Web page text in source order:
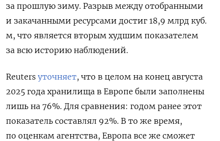
за прошлую зиму. Разрыв между отобранными
и закачанными ресурсами достиг 18,9 млрд куб.
м, что является вторым худшим показателем
за всю историю наблюдений.
Reuters уточняет, что в целом на конец августа
2025 года хранилища в Европе были заполнены
лишь на 76%. Для сравнения: годом ранее этот
показатель составлял 92%. В то же время,
по оценкам агентства, Европа все же сможет